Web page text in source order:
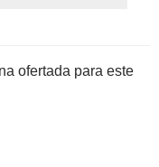
ofertada para este